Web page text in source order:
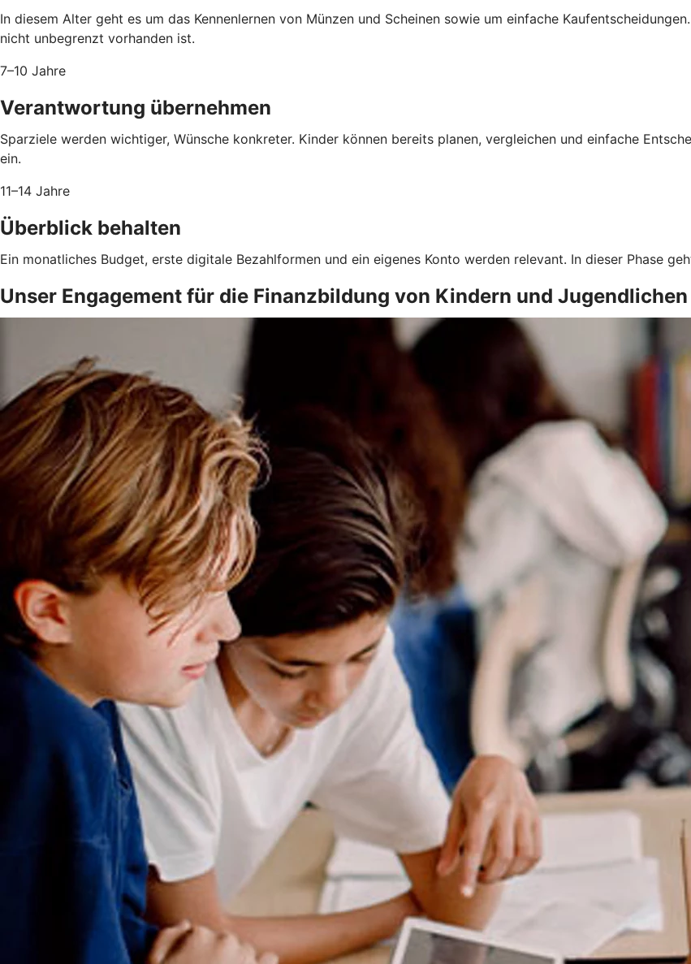
In diesem Alter geht es um das Kennenlernen von Münzen und Scheinen sowie um einfache
nicht unbegrenzt vorhanden ist.
7–10 Jahre
Verantwortung übernehmen
Sparziele werden wichtiger, Wünsche konkreter. Kinder können bereits planen, vergleichen und einfache
ein.
11–14 Jahre
Überblick behalten
Ein monatliches Budget, erste digitale Bezahlformen und ein eigenes Konto werden relevant. In dieser Phase
Unser Engagement für die Finanzbildung von Kindern und Jugendlichen